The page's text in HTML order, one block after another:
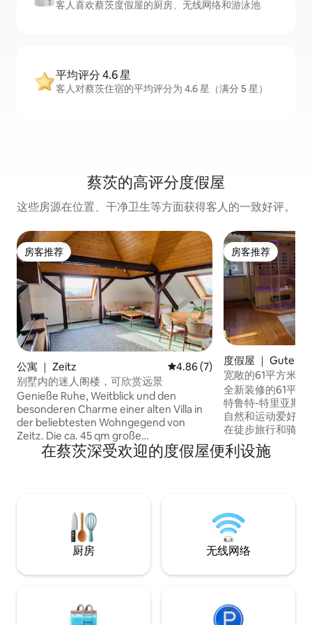
客人喜欢蔡茨度假屋的厨房、无线网络和游泳池
平均评分 4.6 星
客人对蔡茨住宿的平均评分为 4.6 星（满分 5 星）
蔡茨的高评分度假屋
这些房源在位置、干净卫生等方面获得客人的一致好评。
房客推荐
房客推荐
公寓 ｜ Zeitz 平均评分 4.86 分（满分 5 分）
4.86 (7)
别墅内的迷人阁楼，可欣赏远景
Genieße Ruhe, Weitblick und den
besonderen Charme einer alten Villa in
der beliebtesten Wohngegend von
Zeitz. Die ca. 45 qm große
Dachgeschosswohnung bietet alles, was
du für einen erholsamen Aufenthalt
房客推荐
房客推荐
度假屋 ｜
宽敞的61平方米公
全新装修的61平
特鲁特-特里亚斯
自然和运动爱好者
在徒步旅行和骑自
暖的季节里，您可
（Weiße Elster）
在蔡茨深受欢迎的度假屋便利设施
厨房 无线网络